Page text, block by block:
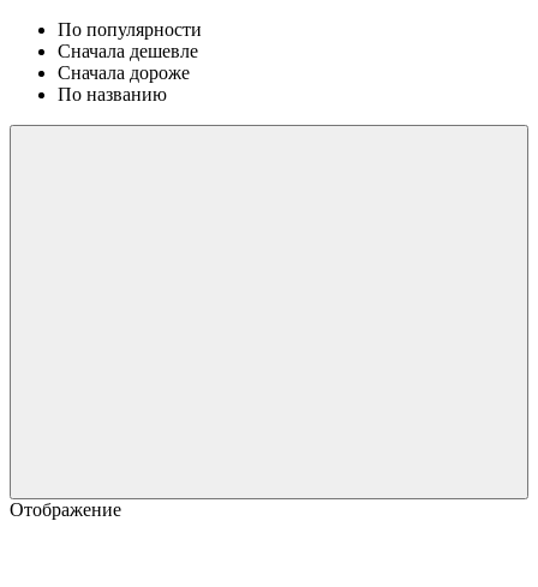
По популярности
Сначала дешевле
Сначала дороже
По названию
Отображение